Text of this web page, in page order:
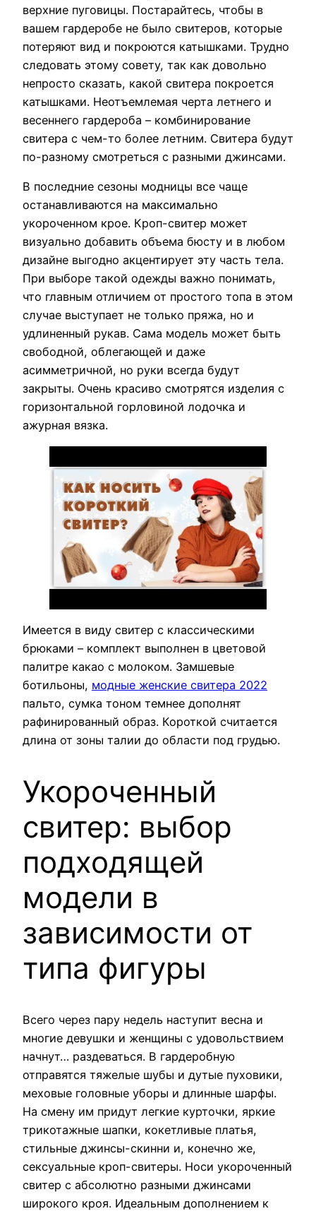
верхние пуговицы. Постарайтесь, чтобы в
вашем гардеробе не было свитеров, которые
потеряют вид и покроются катышками. Трудно
следовать этому совету, так как довольно
непросто сказать, какой свитера покроется
катышками. Неотъемлемая черта летнего и
весеннего гардероба – комбинирование
свитера с чем-то более летним. Свитера будут
по-разному смотреться с разными джинсами.
В последние сезоны модницы все чаще
останавливаются на максимально
укороченном крое. Кроп-свитер может
визуально добавить объема бюсту и в любом
дизайне выгодно акцентирует эту часть тела.
При выборе такой одежды важно понимать,
что главным отличием от простого топа в этом
случае выступает не только пряжа, но и
удлиненный рукав. Сама модель может быть
свободной, облегающей и даже
асимметричной, но руки всегда будут
закрыты. Очень красиво смотрятся изделия с
горизонтальной горловиной лодочка и
ажурная вязка.
Имеется в виду свитер с классическими
брюками – комплект выполнен в цветовой
палитре какао с молоком. Замшевые
ботильоны, модные женские свитера 2022
пальто, сумка тоном темнее дополнят
рафинированный образ. Короткой считается
длина от зоны талии до области под грудью.
Укороченный
свитер: выбор
подходящей
модели в
зависимости от
типа фигуры
Всего через пару недель наступит весна и
многие девушки и женщины с удовольствием
начнут… раздеваться. В гардеробную
отправятся тяжелые шубы и дутые пуховики,
меховые головные уборы и длинные шарфы.
На смену им придут легкие курточки, яркие
трикотажные шапки, кокетливые платья,
стильные джинсы-скинни и, конечно же,
сексуальные кроп-свитеры. Носи укороченный
свитер с абсолютно разными джинсами
широкого кроя. Идеальным дополнением к